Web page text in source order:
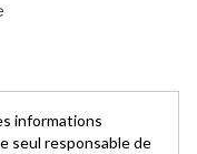
informations
seul responsable de